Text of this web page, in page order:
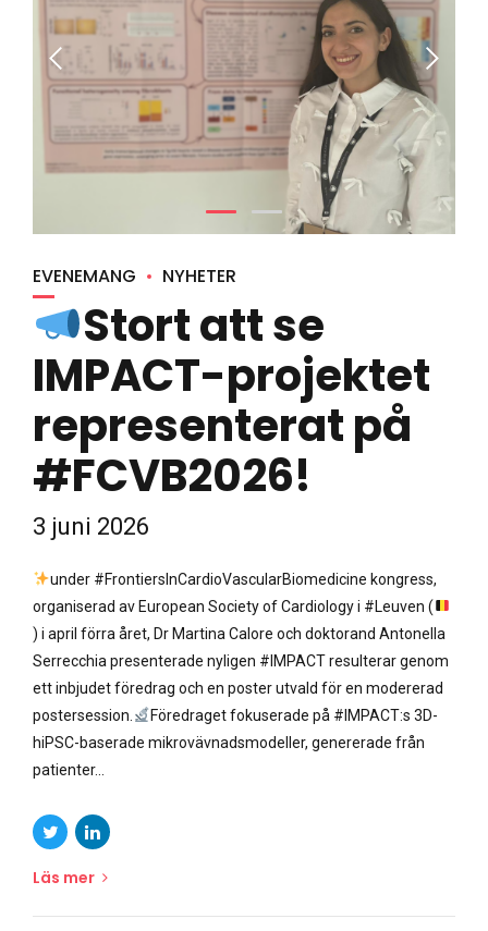
EVENEMANG NYHETER
Stort att se
IMPACT-projektet
representerat på
#FCVB2026!
3 juni 2026
under #FrontiersInCardioVascularBiomedicine kongress,
organiserad av European Society of Cardiology i #Leuven (
) i april förra året, Dr Martina Calore och doktorand Antonella
Serrecchia presenterade nyligen #IMPACT resulterar genom
ett inbjudet föredrag och en poster utvald för en modererad
postersession.
Föredraget fokuserade på #IMPACT:s 3D-
hiPSC-baserade mikrovävnadsmodeller, genererade från
patienter...
Läs mer